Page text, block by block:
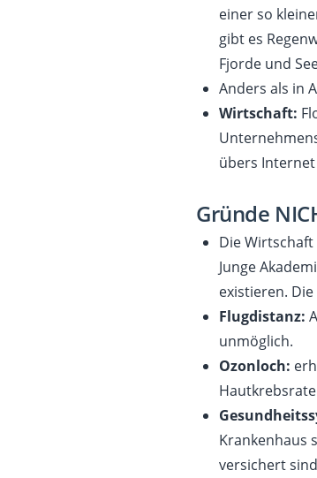
einer so
gibt es
Fjorde und
Anders als in
Wirtschaft:
übers
Gründe
Die
Junge
existieren.
Flugdistanz:
unmöglich.
Ozonloch:
Krankenhaus
versichert